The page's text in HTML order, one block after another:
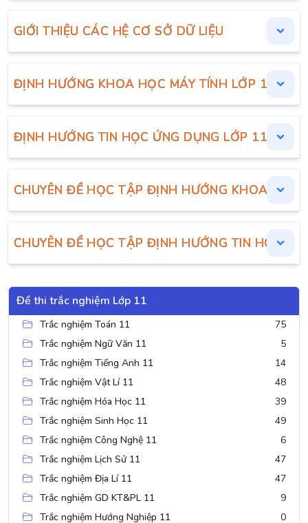
GIỚI THIỆU CÁC HỆ CƠ SỞ DỮ LIỆU
ĐỊNH HƯỚNG KHOA HỌC MÁY TÍNH LỚP 11
ĐỊNH HƯỚNG TIN HỌC ỨNG DỤNG LỚP 11
CHUYÊN ĐỀ HỌC TẬP ĐỊNH HƯỚNG KHOA HỌC
CHUYÊN ĐỀ HỌC TẬP ĐỊNH HƯỚNG TIN HỌC
Đề thi trắc nghiệm Lớp 11
Trắc nghiệm Toán 11
75
Trắc nghiệm Ngữ Văn 11
5
Trắc nghiệm Tiếng Anh 11
14
Trắc nghiệm Vật Lí 11
48
Trắc nghiệm Hóa Học 11
39
Trắc nghiệm Sinh Học 11
49
Trắc nghiệm Công Nghệ 11
6
Trắc nghiệm Lịch Sử 11
47
Trắc nghiệm Địa Lí 11
47
Trắc nghiệm GD KT&PL 11
9
Trắc nghiệm Hướng Nghiệp 11
0